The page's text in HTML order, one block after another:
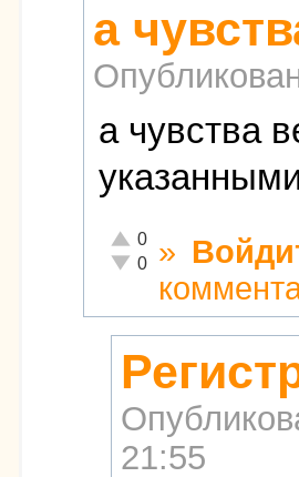
а
а чувства
Отлично!
0
Неадекватно!
0 »
21:55